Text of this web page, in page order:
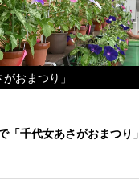
おまつり」
「千代女あさがおまつり」